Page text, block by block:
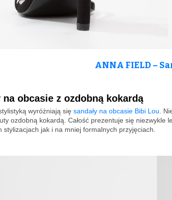
ANNA FIELD –
na obcasie z ozdobną kokardą
wyróżniają się sandały na obcasie Bibi Lou .
ozdobną kokardą. Całość prezentuje się niezwykle
stylizacjach jak i na mniej formalnych przyjęciach.